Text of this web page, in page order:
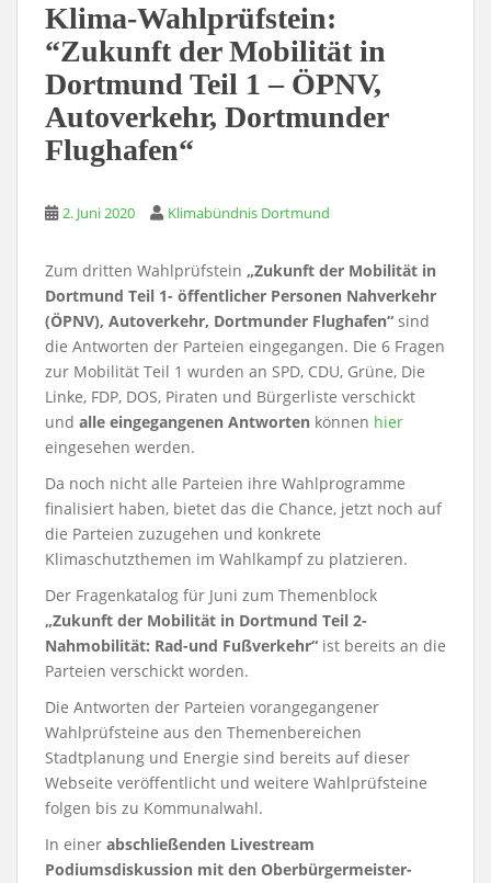
Klima-Wahlprüfstein:
“Zukunft der Mobilität in
Dortmund Teil 1 – ÖPNV,
Autoverkehr, Dortmunder
Flughafen“
2. Juni 2020 Klimabündnis Dortmund
Zum dritten Wahlprüfstein „Zukunft der Mobilität in
Dortmund Teil 1- öffentlicher Personen Nahverkehr
(ÖPNV), Autoverkehr, Dortmunder Flughafen“ sind
die Antworten der Parteien eingegangen. Die 6 Fragen
zur Mobilität Teil 1 wurden an SPD, CDU, Grüne, Die
Linke, FDP, DOS, Piraten und Bürgerliste verschickt
und alle eingegangenen Antworten können hier
eingesehen werden.
Da noch nicht alle Parteien ihre Wahlprogramme
finalisiert haben, bietet das die Chance, jetzt noch auf
die Parteien zuzugehen und konkrete
Klimaschutzthemen im Wahlkampf zu platzieren.
Der Fragenkatalog für Juni zum Themenblock
„Zukunft der Mobilität in Dortmund Teil 2-
Nahmobilität: Rad-und Fußverkehr“ ist bereits an die
Parteien verschickt worden.
Die Antworten der Parteien vorangegangener
Wahlprüfsteine aus den Themenbereichen
Stadtplanung und Energie sind bereits auf dieser
Webseite veröffentlicht und weitere Wahlprüfsteine
folgen bis zu Kommunalwahl.
In einer abschließenden Livestream
Podiumsdiskussion mit den Oberbürgermeister-